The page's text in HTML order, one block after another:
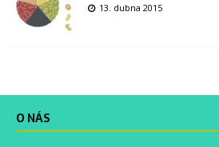
13. dubna 2015
O NÁS